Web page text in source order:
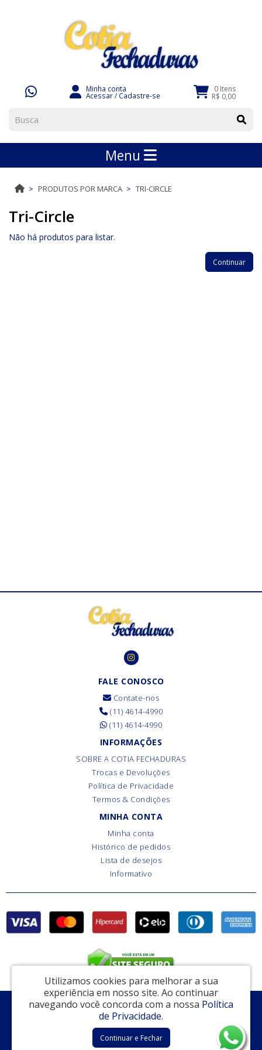
Minha conta
Acessar/ Cadastre-se
0 Itens
R$ 0,00
Menu
PRODUTOS POR MARCA TRI-CIRCLE
Tri-Circle
Não há produtos para listar.
Continuar
FALE CONOSCO
Contate-nos
(11) 4614-4990
(11) 4614-4990
INFORMAÇÕES
SOBRE A COTIA FECHADURAS
Trocas e Devoluções
Política de Privacidade
Termos & Condições
MINHA CONTA
Minha conta
Histórico de pedidos
Lista de desejos
Informativo
EAS Comércio de Ferragens e Ferramentas - CNPJ: 15.793.810/0001-10
Rua Dr. Ladislau Retti, 306 - Cotia / SP - CEP: 06714-150
Cotia Fechaduras © 2026
Utilizamos cookies para melhorar a sua
experiência em nosso site. Ao continuar
navegando você concorda com a nossa Política
de Privacidade.
Continuar e Fechar